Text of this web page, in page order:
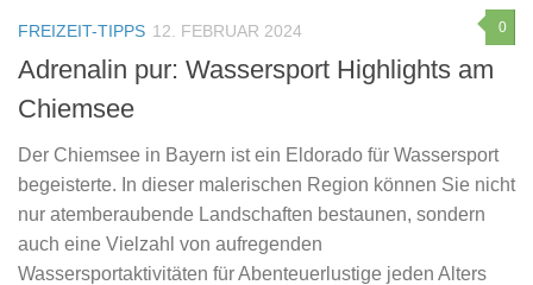
0
FREIZEIT-TIPPS 12. FEBRUAR 2024
Adrenalin pur: Wassersport Highlights am
Chiemsee
Der Chiemsee in Bayern ist ein Eldorado für Wassersport
begeisterte. In dieser malerischen Region können Sie nicht
nur atemberaubende Landschaften bestaunen, sondern
auch eine Vielzahl von aufregenden
Wassersportaktivitäten für Abenteuerlustige jeden Alters